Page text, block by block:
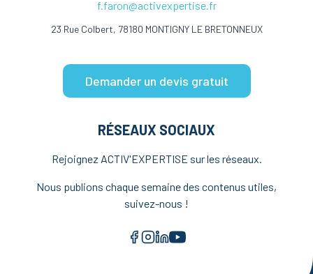
f.faron@activexpertise.fr
23 Rue Colbert, 78180 MONTIGNY LE BRETONNEUX
Demander un devis gratuit
RÉSEAUX SOCIAUX
Rejoignez ACTIV'EXPERTISE sur les réseaux.
Nous publions chaque semaine des contenus utiles,
suivez-nous !
Facebook
Instagram
LinkedInYouTube